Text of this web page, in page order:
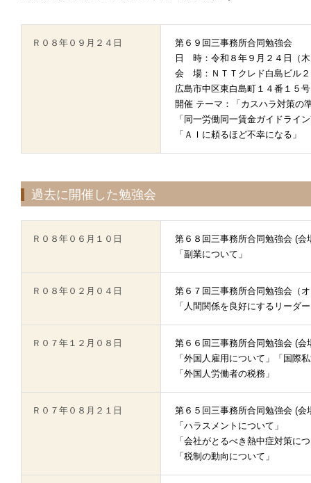
Ｒ０８年０９月２４日
第６９回三事務所合同勉強会
日 時：令和８年９月２４日（
会 場：ＮＴＴクレド白島ビル
広島市中区東白島町１４番１５
開催 テーマ：「カスハラ対策の
「同一労働同一賃金ガイドライ
「ＡＩに頼るほど不幸になる」
過去に開催した勉強会
Ｒ０８年０６月１０日
第６８回三事務所合同勉強会 (会
「副業について」
Ｒ０８年０２月０４日
第６７回三事務所合同勉強会（
「人間関係を良好にするリーダ
Ｒ０７年１２月０８日
第６６回三事務所合同勉強会 (会
「外国人雇用について」「国際
「外国人労働者の税務」
Ｒ０７年０８月２１日
第６５回三事務所合同勉強会 (会
「ハラスメントについて」
「会社がとるべき熱中症対策に
「税制の動向について」